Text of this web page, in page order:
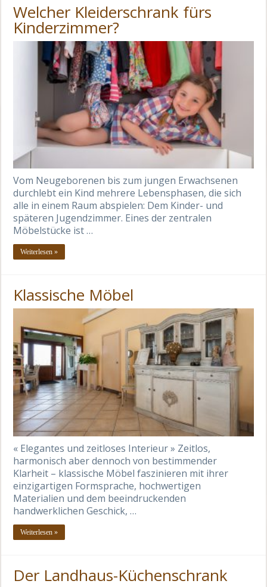
Welcher Kleiderschrank fürs
Kinderzimmer?
Vom Neugeborenen bis zum jungen Erwachsenen
durchlebt ein Kind mehrere Lebensphasen, die sich
alle in einem Raum abspielen: Dem Kinder- und
späteren Jugendzimmer. Eines der zentralen
Möbelstücke ist …
Weiterlesen »
Klassische Möbel
« Elegantes und zeitloses Interieur » Zeitlos,
harmonisch aber dennoch von bestimmender
Klarheit – klassische Möbel faszinieren mit ihrer
einzigartigen Formsprache, hochwertigen
Materialien und dem beeindruckenden
handwerklichen Geschick, …
Weiterlesen »
Der Landhaus-Küchenschrank